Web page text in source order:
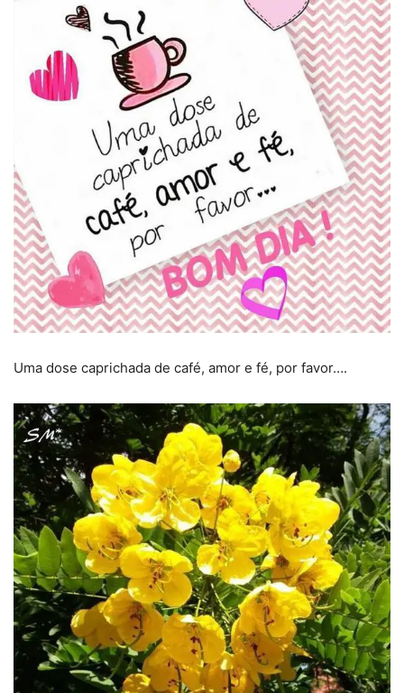
Uma dose caprichada de café, amor e fé, por favor….